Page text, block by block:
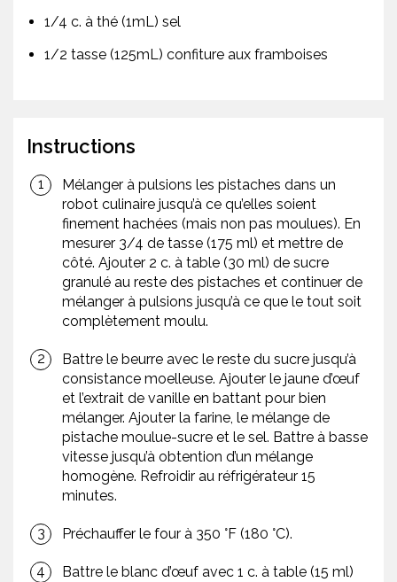
1/4 c. à thé (1mL) sel
1/2 tasse (125mL) confiture aux framboises
Instructions
Mélanger à pulsions les pistaches dans un
robot culinaire jusqu’à ce qu’elles soient
finement hachées (mais non pas moulues). En
mesurer 3/4 de tasse (175 ml) et mettre de
côté. Ajouter 2 c. à table (30 ml) de sucre
granulé au reste des pistaches et continuer de
mélanger à pulsions jusqu’à ce que le tout soit
complètement moulu.
Battre le beurre avec le reste du sucre jusqu’à
consistance moelleuse. Ajouter le jaune d’œuf
et l’extrait de vanille en battant pour bien
mélanger. Ajouter la farine, le mélange de
pistache moulue-sucre et le sel. Battre à basse
vitesse jusqu’à obtention d’un mélange
homogène. Refroidir au réfrigérateur 15
minutes.
Préchauffer le four à 350 °F (180 °C).
Battre le blanc d’œuf avec 1 c. à table (15 ml)